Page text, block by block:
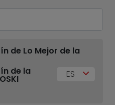
de Lo Mejor de la
de la
ES